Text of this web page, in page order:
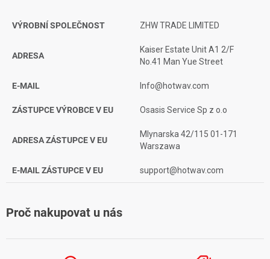
VÝROBNÍ SPOLEČNOST ZHW TRADE LIMITED
ADRESA
Kaiser Estate Unit A1 2/F
No.41 Man Yue Street
E-MAIL Info@hotwav.com
ZÁSTUPCE VÝROBCE V EU Osasis Service Sp z o.o
ADRESA ZÁSTUPCE V EU
Mlynarska 42/115 01-171
Warszawa
E-MAIL ZÁSTUPCE V EU support@hotwav.com
Proč nakupovat u nás